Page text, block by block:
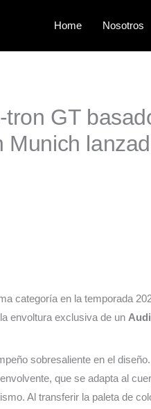
Home Nosotros
GT
Munich
categoría en la temporada
envoltura exclusiva de un
sobresaliente en el
que se adapta al
Al transferir la paleta de